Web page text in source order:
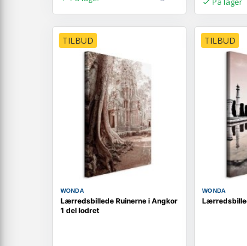
TILBUD
WONDA
Lærredsbillede Ruinerne i Angkor
1 del lodret
TILBUD
WONDA